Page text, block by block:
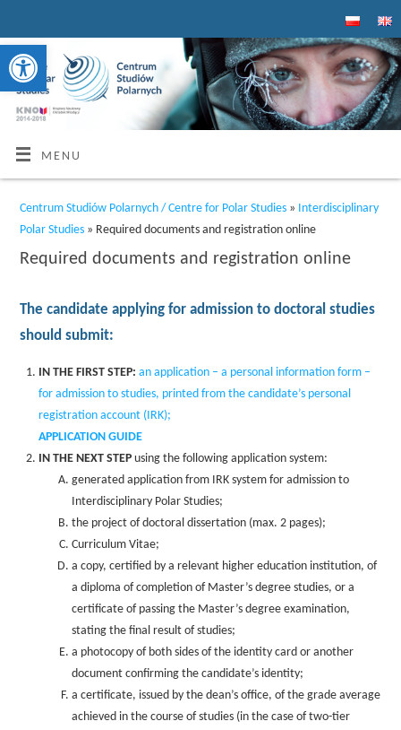
Open toolbar
MENU
Centrum Studiów Polarnych / Centre for Polar Studies» Interdisciplinary
Polar Studies » Required documents and registration online
Required documents and registration online
The candidate applying for admission to doctoral studies
should submit:
IN THE FIRST STEP: an application – a personal information form –
for admission to studies, printed from the candidate’s personal
registration account (IRK);
APPLICATION GUIDE
IN THE NEXT STEPusing the following application system:
generated application from IRK system for admission to
Interdisciplinary Polar Studies;
the project of doctoral dissertation (max. 2 pages);
Curriculum Vitae;
a copy, certified by a relevant higher education institution, of
a diploma of completion of Master’s degree studies, or a
certificate of passing the Master’s degree examination,
stating the final result of studies;
a photocopy of both sides of the identity card or another
document confirming the candidate’s identity;
a certificate, issued by the dean’s office, of the grade average
achieved in the course of studies (in the case of two-tier